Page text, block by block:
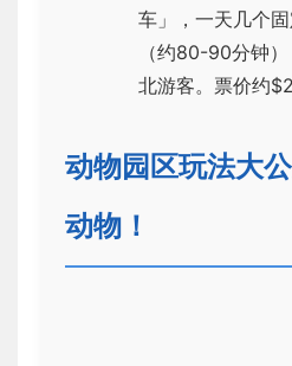
车」，一天几个
（约80-90分钟
北游客。票价约
动物园区玩法大
动物！